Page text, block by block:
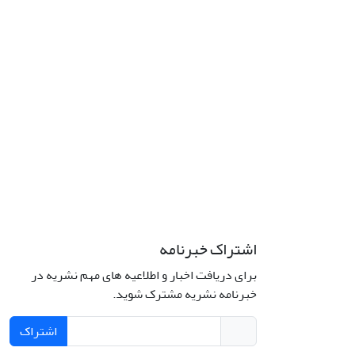
اشتراک خبرنامه
برای دریافت اخبار و اطلاعیه های مهم نشریه در
خبرنامه نشریه مشترک شوید.
اشتراک